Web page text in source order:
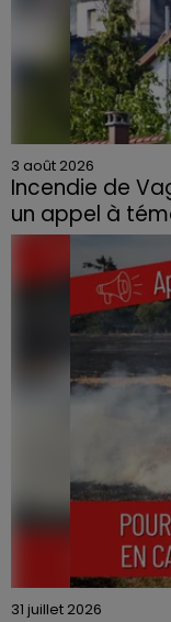
3 août 2026
Incendie de
un appel à
Le feu, parti
quartier
contraint à
31 juillet 2026